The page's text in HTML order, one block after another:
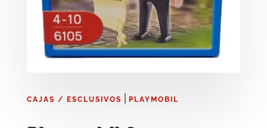
CAJAS / ESCLUSIVOS PLAYMOBIL